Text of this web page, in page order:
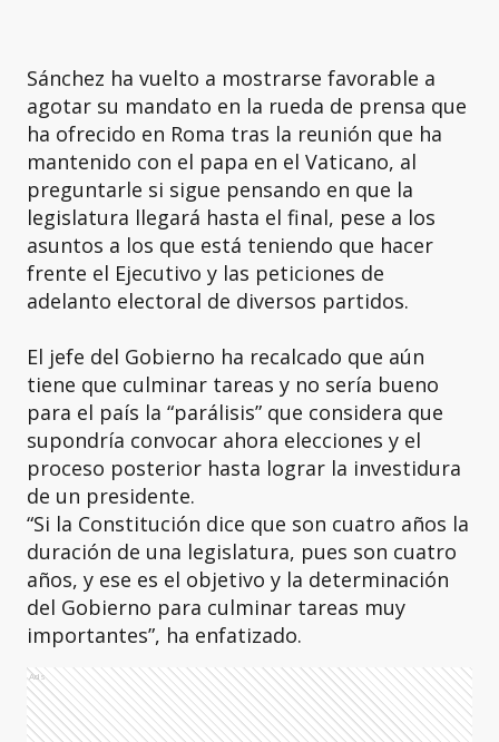
Sánchez ha vuelto a mostrarse favorable a
agotar su mandato en la rueda de prensa que
ha ofrecido en Roma tras la reunión que ha
mantenido con el papa en el Vaticano, al
preguntarle si sigue pensando en que la
legislatura llegará hasta el final, pese a los
asuntos a los que está teniendo que hacer
frente el Ejecutivo y las peticiones de
adelanto electoral de diversos partidos.
El jefe del Gobierno ha recalcado que aún
tiene que culminar tareas y no sería bueno
para el país la “parálisis” que considera que
supondría convocar ahora elecciones y el
proceso posterior hasta lograr la investidura
de un presidente.
“Si la Constitución dice que son cuatro años la
duración de una legislatura, pues son cuatro
años, y ese es el objetivo y la determinación
del Gobierno para culminar tareas muy
importantes”, ha enfatizado.
Ads